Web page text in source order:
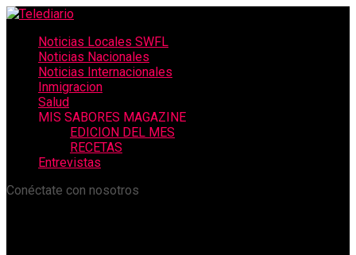
Noticias Locales SWFL
Noticias Nacionales
Noticias Internacionales
Inmigracion
Salud
MIS SABORES MAGAZINE
EDICION DEL MES
RECETAS
Entrevistas
Conéctate con nosotros